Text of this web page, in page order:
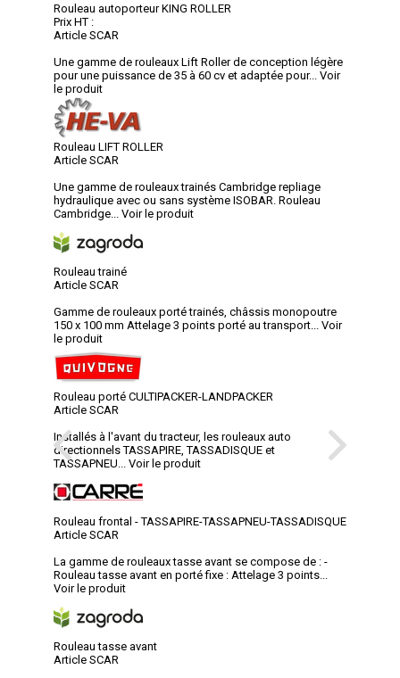
Rouleau autoporteur KING ROLLER
Prix HT :
Article SCAR
Une gamme de rouleaux Lift Roller de conception légère
pour une puissance de 35 à 60 cv et adaptée pour...
Voir
le produit
Rouleau LIFT ROLLER
Article SCAR
Une gamme de rouleaux trainés Cambridge repliage
hydraulique avec ou sans système ISOBAR. Rouleau
Cambridge...
Voir le produit
Rouleau trainé
Article SCAR
Gamme de rouleaux porté trainés, châssis monopoutre
150 x 100 mm Attelage 3 points porté au transport...
Voir
le produit
Rouleau porté CULTIPACKER-LANDPACKER
Article SCAR
Installés à l'avant du tracteur, les rouleaux auto
directionnels TASSAPIRE, TASSADISQUE et
TASSAPNEU...
Voir le produit
Rouleau frontal - TASSAPIRE-TASSAPNEU-TASSADISQUE
Article SCAR
La gamme de rouleaux tasse avant se compose de : -
Rouleau tasse avant en porté fixe : Attelage 3 points...
Voir le produit
Rouleau tasse avant
Article SCAR